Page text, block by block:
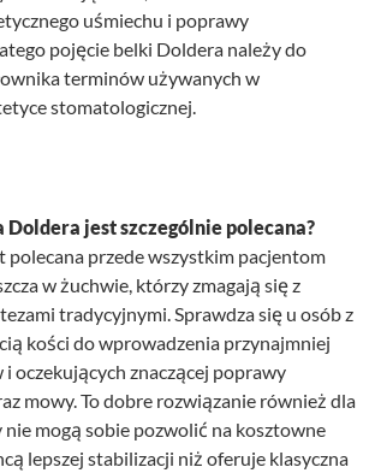
uśmiechu i poprawy
pojęcie belki Doldera należy do
terminów używanych w
stomatologicznej.
Doldera jest szczególnie polecana?
polecana przede wszystkim pacjentom
w żuchwie, którzy zmagają się z
tradycyjnymi. Sprawdza się u osób z
kości do wprowadzenia przynajmniej
oczekujących znaczącej poprawy
mowy. To dobre rozwiązanie również dla
mogą sobie pozwolić na kosztowne
lepszej stabilizacji niż oferuje klasyczna